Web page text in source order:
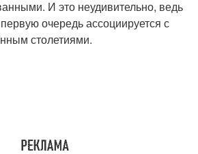
И это неудивительно, ведь
очередь ассоциируется с
столетиями.